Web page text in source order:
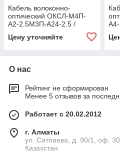
Кабель волоконно-
оптический ОКСЛ-М4П-
А2-2.5М3П-А24-2.5 /
2.5М3П-А24-2.5
Цену уточняйте
О нас
Рейтинг не сформирован
Менее 5 отзывов за
Работает с 20.02.2012
г. Алматы
ул. Сатпаева, д. 90/1, оф.
Казахстан